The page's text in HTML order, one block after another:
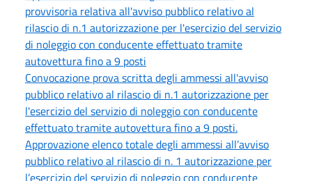
provvisoria relativa all'avviso pubblico relativo al
rilascio di n.1 autorizzazione per l'esercizio del servizio
di noleggio con conducente effettuato tramite
autovettura fino a 9 posti
Convocazione prova scritta degli ammessi all'avviso
pubblico relativo al rilascio di n.1 autorizzazione per
l'esercizio del servizio di noleggio con conducente
effettuato tramite autovettura fino a 9 posti.
Approvazione elenco totale degli ammessi all’avviso
pubblico relativo al rilascio di n. 1 autorizzazione per
l’esercizio del servizio di noleggio con conducente